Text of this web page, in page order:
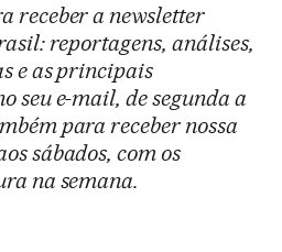
receber a newsletter
reportagens, análises,
e as principais
seu e-mail, de segunda a
para receber nossa
sábados, com os
na semana.